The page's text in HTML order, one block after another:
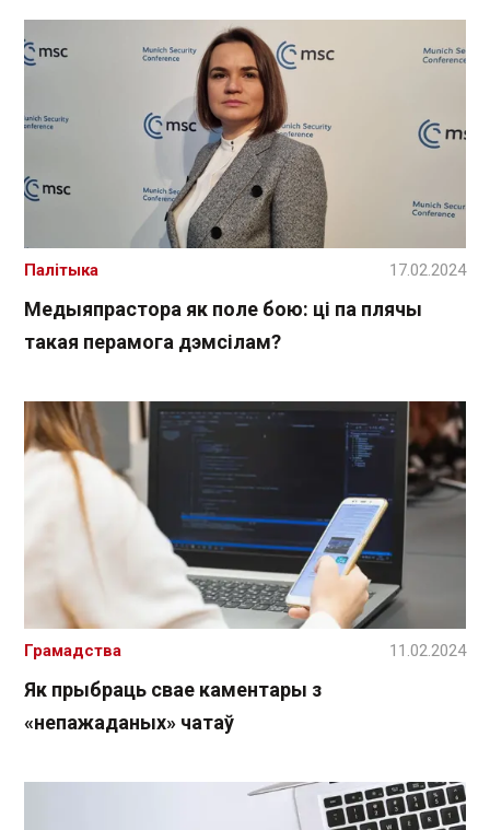
Медыяпрастора як поле бою: ці па плячы
такая перамога дэмсілам?
Палітыка 17.02.2024
Як прыбраць свае каментары з
«непажаданых» чатаў
Грамадства 11.02.2024